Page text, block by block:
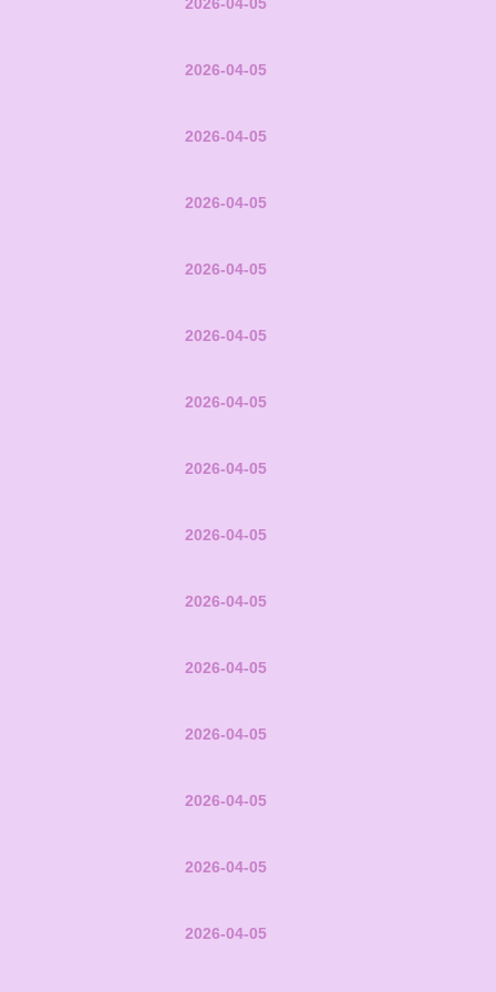
2026-04-05
2026-04-05
2026-04-05
2026-04-05
2026-04-05
2026-04-05
2026-04-05
2026-04-05
2026-04-05
2026-04-05
2026-04-05
2026-04-05
2026-04-05
2026-04-05